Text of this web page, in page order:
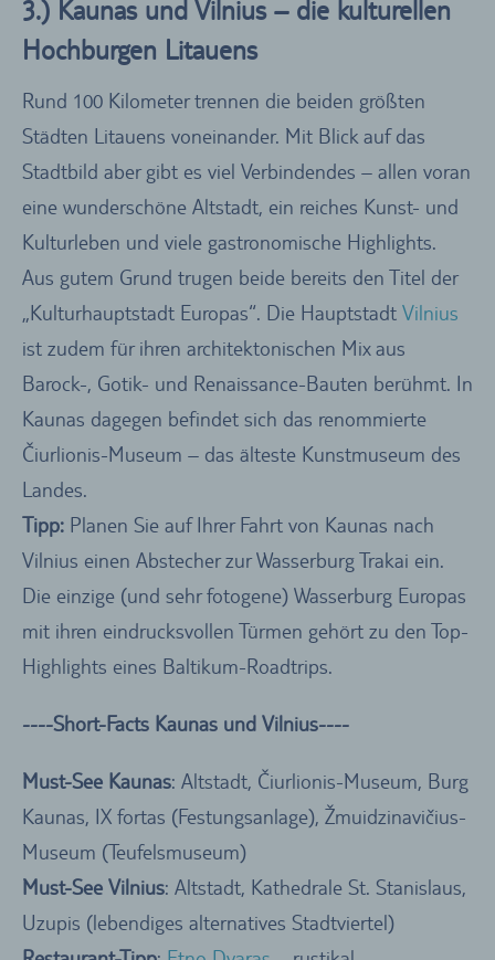
3.) Kaunas und Vilnius – die kulturellen
Hochburgen Litauens
Rund 100 Kilometer trennen die beiden größten
Städten Litauens voneinander. Mit Blick auf das
Stadtbild aber gibt es viel Verbindendes – allen voran
eine wunderschöne Altstadt, ein reiches Kunst- und
Kulturleben und viele gastronomische Highlights.
Aus gutem Grund trugen beide bereits den Titel der
„Kulturhauptstadt Europas“. Die Hauptstadt Vilnius
ist zudem für ihren architektonischen Mix aus
Barock-, Gotik- und Renaissance-Bauten berühmt. In
Kaunas dagegen befindet sich das renommierte
Čiurlionis-Museum – das älteste Kunstmuseum des
Landes.
Tipp: Planen Sie auf Ihrer Fahrt von Kaunas nach
Vilnius einen Abstecher zur Wasserburg Trakai ein.
Die einzige (und sehr fotogene) Wasserburg Europas
mit ihren eindrucksvollen Türmen gehört zu den Top-
Highlights eines Baltikum-Roadtrips.
----Short-Facts Kaunas und Vilnius----
Must-See Kaunas: Altstadt, Čiurlionis-Museum, Burg
Kaunas, IX fortas (Festungsanlage), Žmuidzinavičius-
Museum (Teufelsmuseum)
Must-See Vilnius: Altstadt, Kathedrale St. Stanislaus,
Uzupis (lebendiges alternatives Stadtviertel)